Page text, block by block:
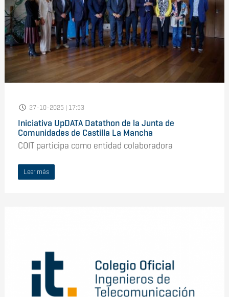
27-10-2025 | 17:53
Iniciativa UpDATA Datathon de la Junta de
Comunidades de Castilla La Mancha
COIT participa como entidad colaboradora
Leer más